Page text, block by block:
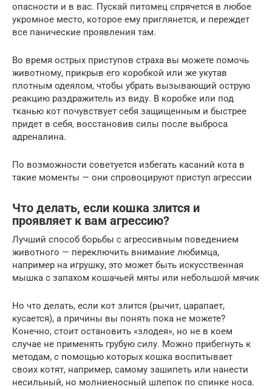
опасности и в вас. Пускай питомец спрячется в любое
укромное место, которое ему приглянется, и переждет
все панические проявления там.
Во время острых приступов страха вы можете помочь
животному, прикрыв его коробкой или же укутав
плотным одеялом, чтобы убрать вызывающий острую
реакцию раздражитель из виду. В коробке или под
тканью кот почувствует себя защищенным и быстрее
придет в себя, восстановив силы после выброса
адреналина.
По возможности советуется избегать касаний кота в
такие моменты — они спровоцируют приступ агрессии
Что делать, если кошка злится и
проявляет к вам агрессию?
Лучший способ борьбы с агрессивным поведением
животного — переключить внимание любимца,
например на игрушку, это может быть искусственная
мышка с запахом кошачьей мяты или небольшой мячик
Но что делать, если кот злится (рычит, царапает,
кусается), а причины вы понять пока не можете?
Конечно, стоит остановить «злодея», но не в коем
случае не применять грубую силу. Можно прибегнуть к
методам, с помощью которых кошка воспитывает
своих котят, например, самому зашипеть или нанести
несильный, но молниеносный шлепок по спинке носа.